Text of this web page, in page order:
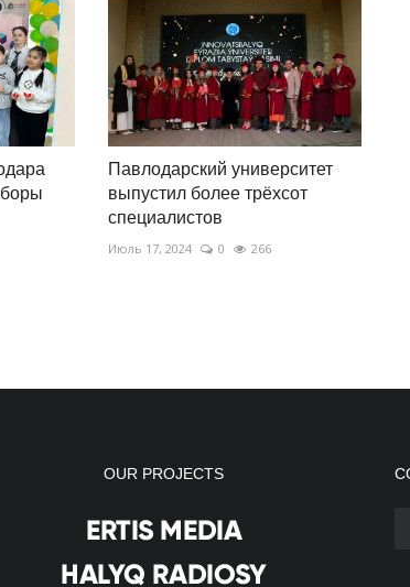
Павлодарский университет
выпустил более трёхсот
специалистов
Июль 17, 2024 0 266
OUR PROJECTS